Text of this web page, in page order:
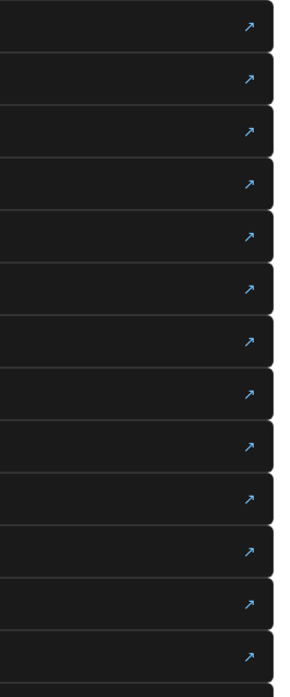
↗
↗
↗
↗
↗
↗
↗
↗
↗
↗
↗
↗
↗